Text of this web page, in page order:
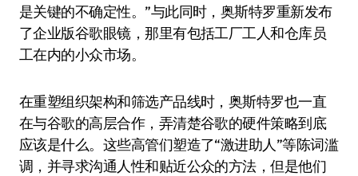
是关键的不确定性。”与此同时，奥斯特罗重新发布
了企业版谷歌眼镜，那里有包括工厂工人和仓库员
工在内的小众市场。
在重塑组织架构和筛选产品线时，奥斯特罗也一直
在与谷歌的高层合作，弄清楚谷歌的硬件策略到底
应该是什么。这些高管们塑造了“激进助人”等陈词滥
调，并寻求沟通人性和贴近公众的方法，但是他们